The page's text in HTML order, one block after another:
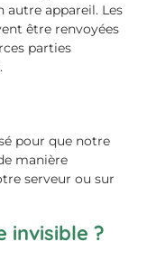
autre appareil. Les
être renvoyées
parties
pour que notre
manière
serveur ou sur
invisible ?